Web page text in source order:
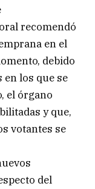
recomendó
en el
debido
los que se
el órgano
y que,
votantes se
del